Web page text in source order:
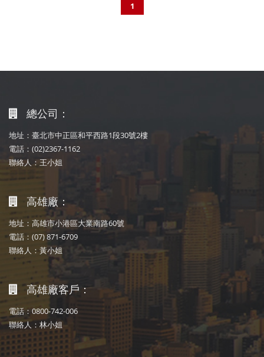
1
總公司：
地址：臺北市中正區和平西路1段30號2樓
電話：(02)2367-1162
聯絡人：王小姐
高雄廠：
地址：高雄市小港區大業南路60號
電話：(07) 871-6709
聯絡人：黃小姐
高雄廠客戶：
電話：0800-742-006
聯絡人：林小姐